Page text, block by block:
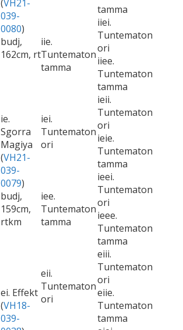
(VH21-
039-
0080)
budj,
162cm, rt
tamma
iie.
Tuntematon
tamma
iiei.
Tuntematon
ori
iiee.
Tuntematon
tamma
ie.
Sgorra
Magiya
(VH21-
039-
0079)
budj,
159cm,
rtkm
iei.
Tuntematon
ori
ieii.
Tuntematon
ori
ieie.
Tuntematon
tamma
iee.
Tuntematon
tamma
ieei.
Tuntematon
ori
ieee.
Tuntematon
tamma
ei. Effekt
(VH18-
039-
eii.
Tuntematon
ori
eiii.
Tuntematon
ori
eiie.
Tuntematon
tamma